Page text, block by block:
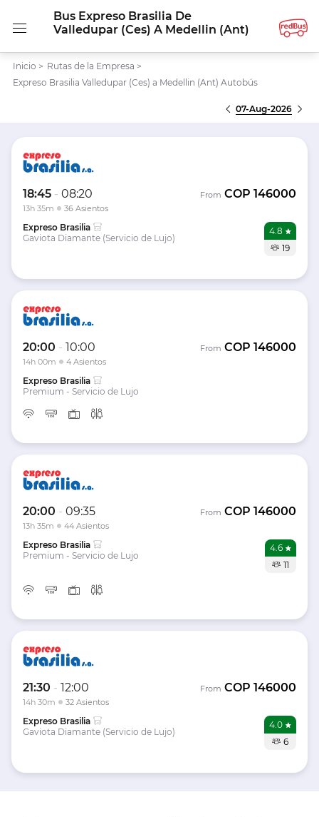
Bus Expreso Brasilia De
Valledupar (Ces) A Medellin (Ant)
Inicio > Rutas de la Empresa >
Expreso Brasilia Valledupar (Ces) a Medellin (Ant) Autobús
07-Aug-2026
18:45 - 08:20
13h 35m 36 Asientos
From COP 146000
Expreso Brasilia
Gaviota Diamante (Servicio de Lujo)
4.8
19
20:00 - 10:00
14h 00m 4 Asientos
From COP 146000
Expreso Brasilia
Premium - Servicio de Lujo
20:00 - 09:35
13h 35m 44 Asientos
From COP 146000
Expreso Brasilia
Premium - Servicio de Lujo
4.6
11
21:30 - 12:00
14h 30m 32 Asientos
From COP 146000
Expreso Brasilia
Gaviota Diamante (Servicio de Lujo)
4.0
6